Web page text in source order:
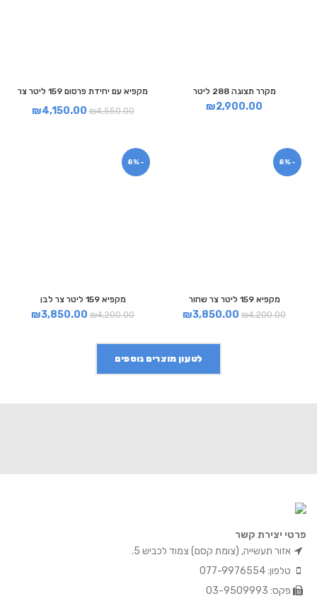
מקרר תצוגה 288 ליטר
₪2,900.00
מקפיא עם יחידת פרסום 159 ליטר צר
₪4,550.00
₪4,150.00
-8%
מקפיא 159 ליטר צר שחור
₪4,200.00
₪3,850.00
-8%
מקפיא 159 ליטר צר לבן
₪4,200.00
₪3,850.00
לטעון מוצרים נוספים
פרטי יצירת קשר
אזור תעשייה, (צומת קסם) צמוד לכביש 5.
טלפון: 077-9976554
פקס: 03-9509993